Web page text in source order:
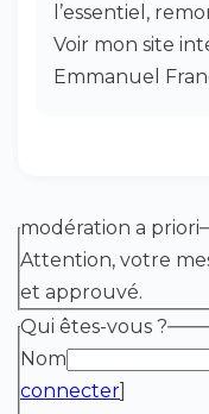
l’essentiel,
Voir mon site
Emmanuel
modération a priori
Attention, votre
et approuvé.
Qui êtes-vous ?
Nom
connecter]